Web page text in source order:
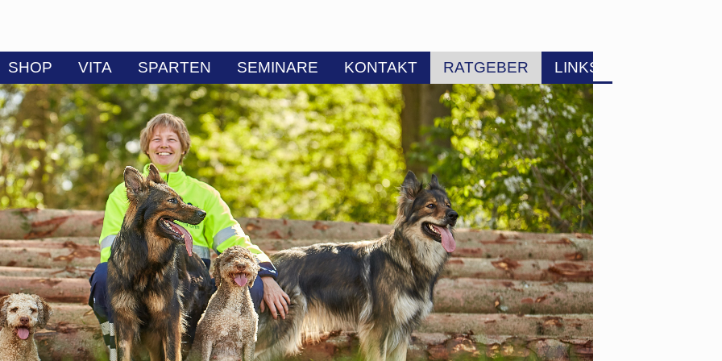
SHOP VITA SPARTEN SEMINARE KONTAKT RATGEBER LINKS